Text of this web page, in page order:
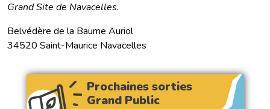
Grand Site de Navacelles.
Belvédère de la Baume Auriol
34520 Saint-Maurice Navacelles
Prochaines sorties
Grand Public